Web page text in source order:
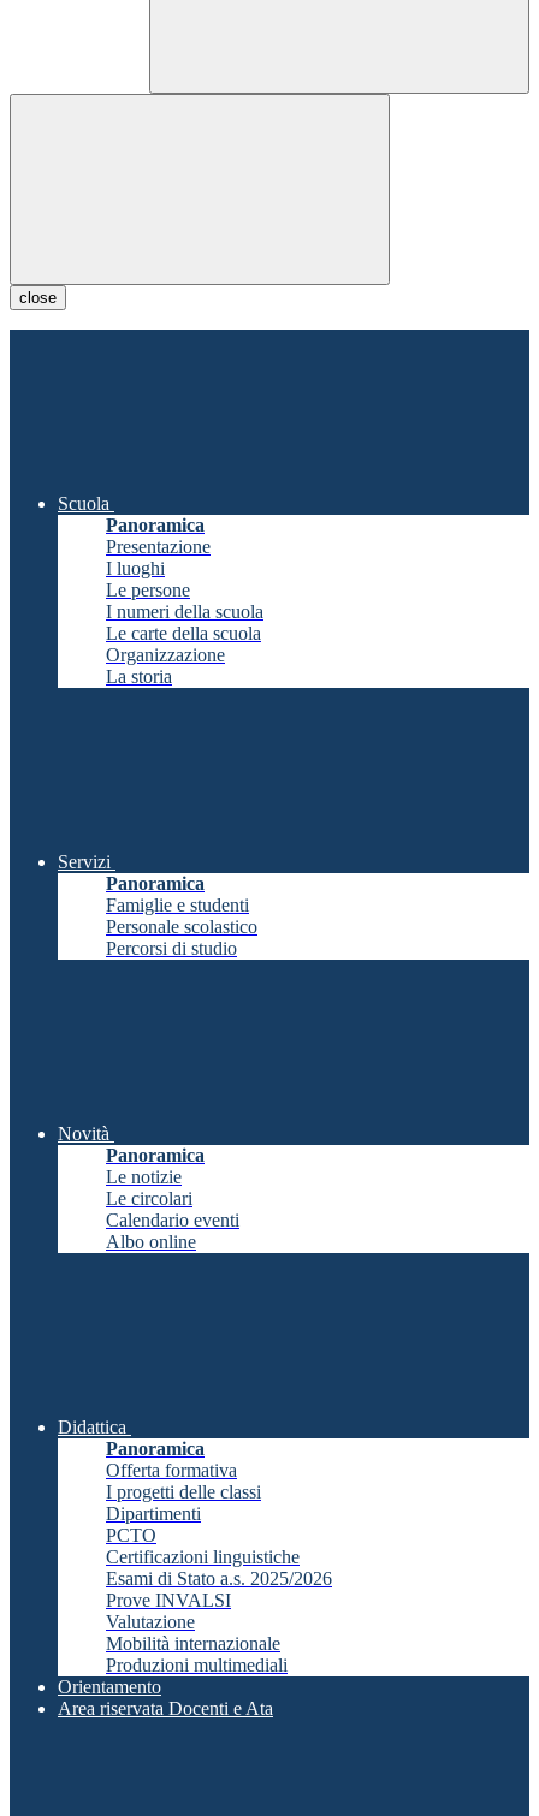
close
Scuola
Panoramica
Presentazione
I luoghi
Le persone
I numeri della scuola
Le carte della scuola
Organizzazione
La storia
Servizi
Panoramica
Famiglie e studenti
Personale scolastico
Percorsi di studio
Novità
Panoramica
Le notizie
Le circolari
Calendario eventi
Albo online
Didattica
Panoramica
Offerta formativa
I progetti delle classi
Dipartimenti
PCTO
Certificazioni linguistiche
Esami di Stato a.s. 2025/2026
Prove INVALSI
Valutazione
Mobilità internazionale
Produzioni multimediali
Orientamento
Area riservata Docenti e Ata